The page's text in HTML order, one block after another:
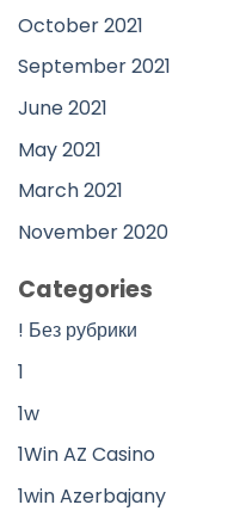
October 2021
September 2021
June 2021
May 2021
March 2021
November 2020
Categories
! Без рубрики
1
1w
1Win AZ Casino
1win Azerbajany